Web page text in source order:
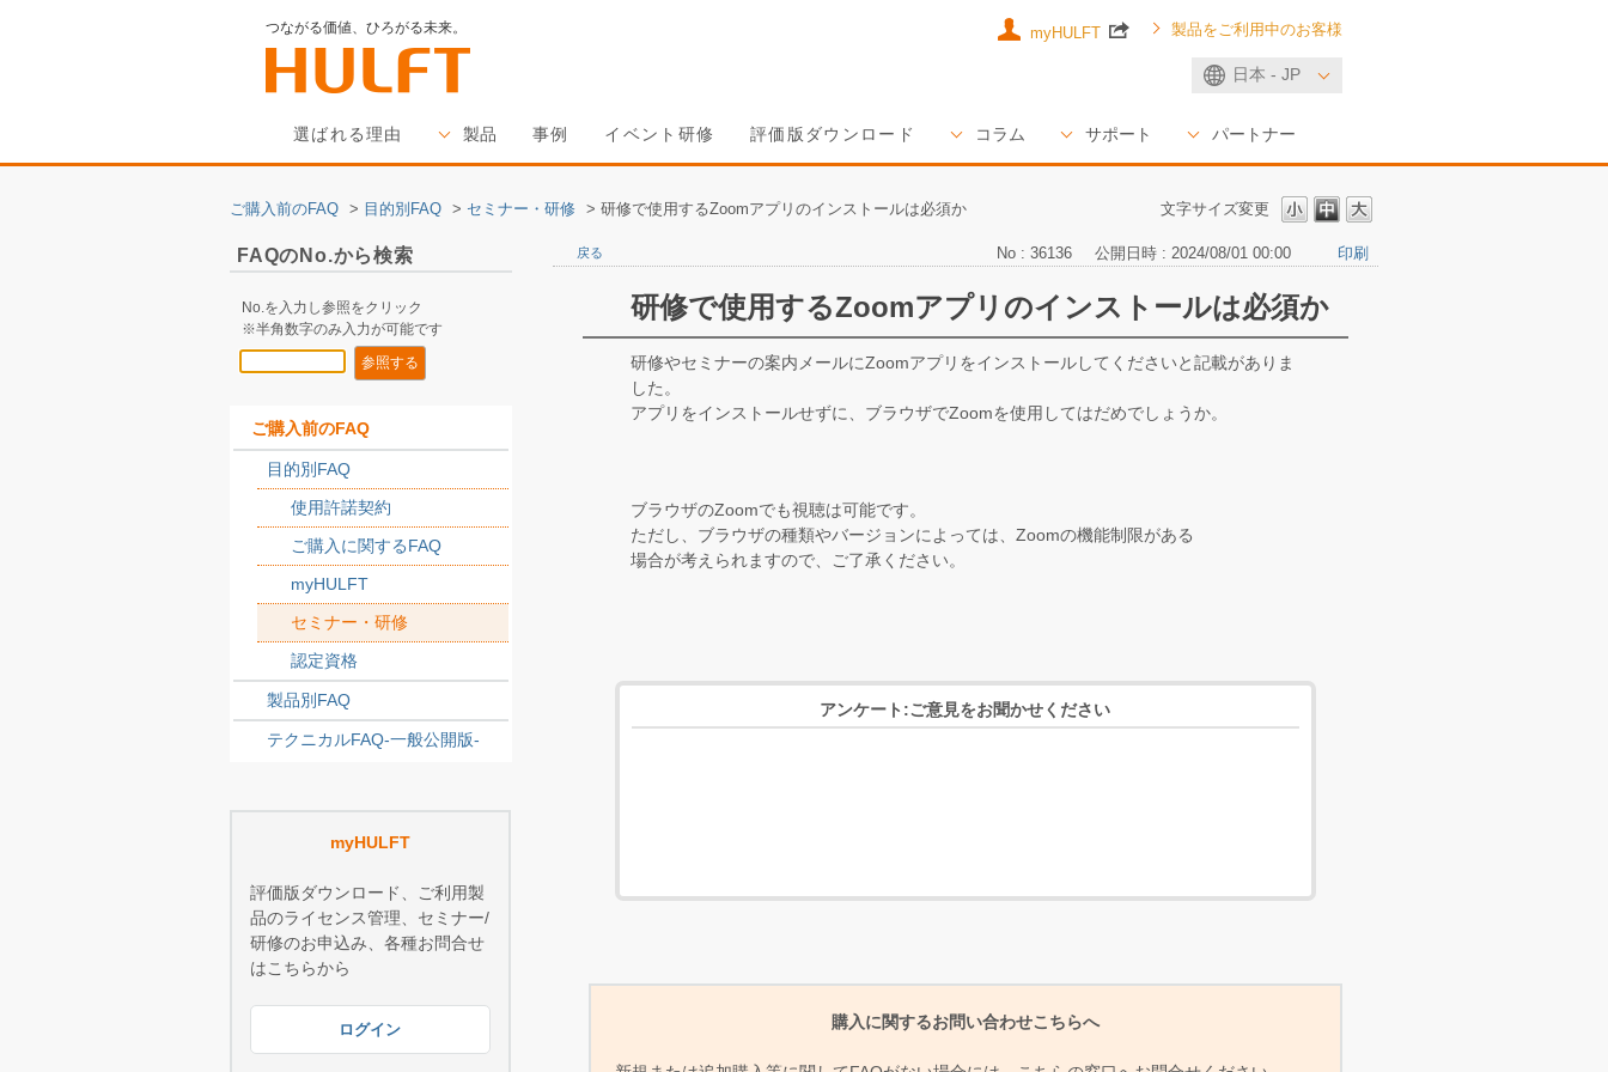
つながる価値、ひろがる未来。
日本 - JP
選ばれる理由 製品 事例 イベント研修 評価版ダウンロード コラム サポート パートナー
myHULFT 製品をご利用中のお客様
文字サイズ変更
ご購入前のFAQ > 目的別FAQ > セミナー・研修 > 研修で使用するZoomアプリのインストールは必須か
FAQのNo.から検索
No.を入力し参照をクリック
※半角数字のみ入力が可能です
ご購入前のFAQ
目的別FAQ
使用許諾契約
ご購入に関するFAQ
myHULFT
セミナー・研修
認定資格
製品別FAQ
テクニカルFAQ-一般公開版-
myHULFT
評価版ダウンロード、ご利用製
品のライセンス管理、セミナー/
研修のお申込み、各種お問合せ
はこちらから
ログイン
戻る No : 36136 公開日時 : 2024/08/01 00:00 印刷
研修で使用するZoomアプリのインストールは必須か
研修やセミナーの案内メールにZoomアプリをインストールしてくださいと記載がありま
した。
アプリをインストールせずに、ブラウザでZoomを使用してはだめでしょうか。
ブラウザのZoomでも視聴は可能です。
ただし、ブラウザの種類やバージョンによっては、Zoomの機能制限がある
場合が考えられますので、ご了承ください。
アンケート:ご意見をお聞かせください
購入に関するお問い合わせこちらへ